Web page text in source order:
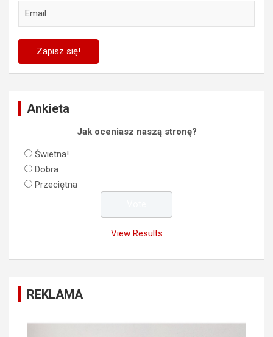
Ankieta
Jak oceniasz naszą stronę?
Świetna!
Dobra
Przeciętna
View Results
REKLAMA